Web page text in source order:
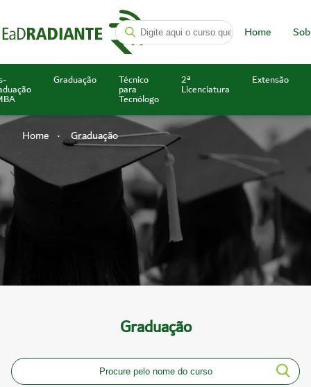
Home
Graduação Técnico
para
Tecnólogo
2ª
Licenciatura
Extensão
Home Graduação
Graduação